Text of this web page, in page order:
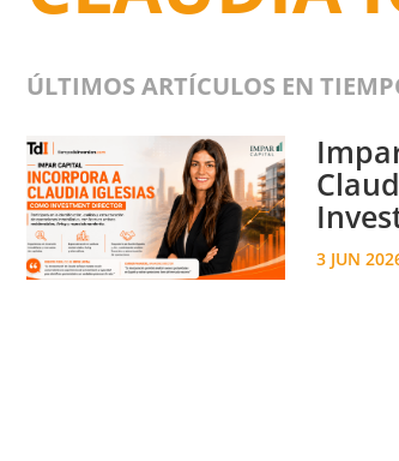
ÚLTIMOS ARTÍCULOS EN
3 JUN